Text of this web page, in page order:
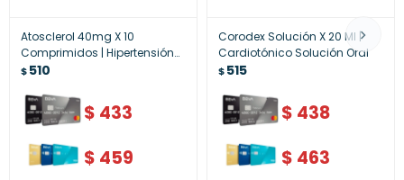
Atosclerol 40mg X 10
Comprimidos | Hipertensión
Dosis Fuerte
$510
$ 433
$ 459
Corodex Solución X 20 Ml |
Cardiotónico Solución Oral
$515
$ 438
$ 463